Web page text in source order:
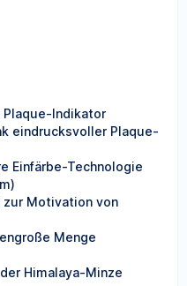
Indikator
eindrucksvoller Plaque-
Einfärbe-Technologie
zur Motivation von
Menge
Himalaya-Minze